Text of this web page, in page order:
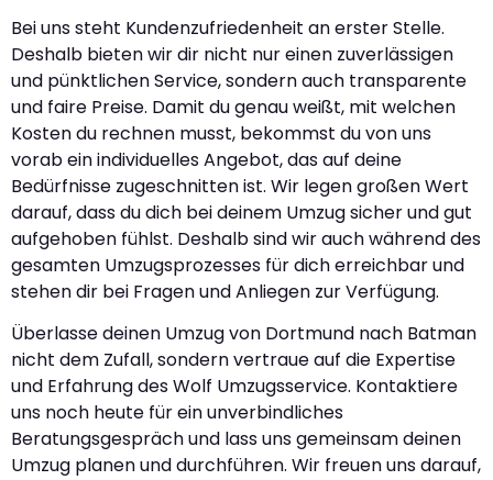
Bei uns steht Kundenzufriedenheit an erster Stelle.
Deshalb bieten wir dir nicht nur einen zuverlässigen
und pünktlichen Service, sondern auch transparente
und faire Preise. Damit du genau weißt, mit welchen
Kosten du rechnen musst, bekommst du von uns
vorab ein individuelles Angebot, das auf deine
Bedürfnisse zugeschnitten ist. Wir legen großen Wert
darauf, dass du dich bei deinem Umzug sicher und gut
aufgehoben fühlst. Deshalb sind wir auch während des
gesamten Umzugsprozesses für dich erreichbar und
stehen dir bei Fragen und Anliegen zur Verfügung.
Überlasse deinen Umzug von Dortmund nach Batman
nicht dem Zufall, sondern vertraue auf die Expertise
und Erfahrung des Wolf Umzugsservice. Kontaktiere
uns noch heute für ein unverbindliches
Beratungsgespräch und lass uns gemeinsam deinen
Umzug planen und durchführen. Wir freuen uns darauf,